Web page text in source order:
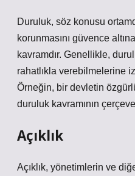
Duruluk, söz konusu
korunmasını güvence
kavramdır. Genellikle,
rahatlıkla verebilmelerine
Örneğin, bir devletin
duruluk kavramının
Açıklık
Açıklık, yönetimlerin ve